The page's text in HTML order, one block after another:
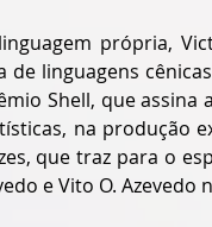
própria,
de linguagens
Shell, que
na produção
que traz para o
e Vito O.